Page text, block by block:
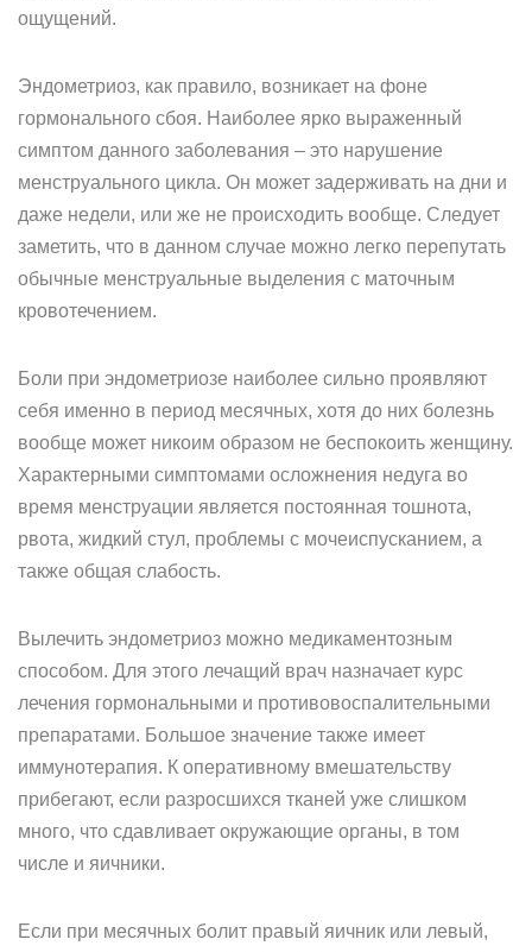
ощущений.
Эндометриоз, как правило, возникает на фоне
гормонального сбоя. Наиболее ярко выраженный
симптом данного заболевания – это нарушение
менструального цикла. Он может задерживать на дни и
даже недели, или же не происходить вообще. Следует
заметить, что в данном случае можно легко перепутать
обычные менструальные выделения с маточным
кровотечением.
Боли при эндометриозе наиболее сильно проявляют
себя именно в период месячных, хотя до них болезнь
вообще может никоим образом не беспокоить женщину.
Характерными симптомами осложнения недуга во
время менструации является постоянная тошнота,
рвота, жидкий стул, проблемы с мочеиспусканием, а
также общая слабость.
Вылечить эндометриоз можно медикаментозным
способом. Для этого лечащий врач назначает курс
лечения гормональными и противовоспалительными
препаратами. Большое значение также имеет
иммунотерапия. К оперативному вмешательству
прибегают, если разросшихся тканей уже слишком
много, что сдавливает окружающие органы, в том
числе и яичники.
Если при месячных болит правый яичник или левый,